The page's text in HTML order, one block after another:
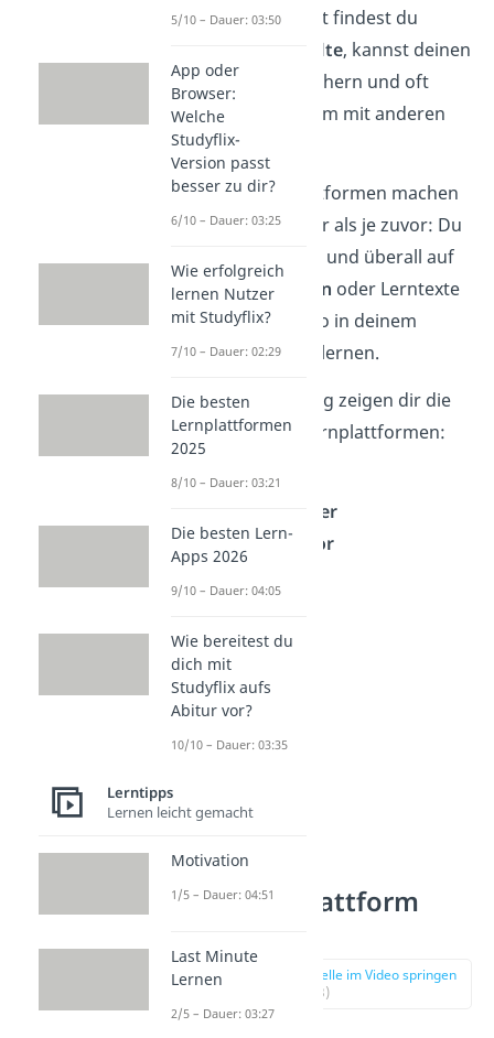
im Internet. Dort findest du
Lerninhalte, kannst deinen
Fortschritt speichern und oft
sogar gemeinsam mit anderen
lernen.
Online-Lernplattformen machen
Lernen einfacher als je zuvor: Du
kannst jederzeit und überall auf
Videos,Übungen oder Lerntexte
zugreifen und so in deinem
eigenen Tempo lernen.
In diesem Beitrag zeigen dir die
sechs besten Lernplattformen:
Studyflix
StudySmarter
Schulminator
On-line
Die Lernplattform
zur Stelle im Video springen
(00:13)
5/10 – Dauer: 03:50
App oder
Browser:
Welche
Studyflix-
Version passt
besser zu dir?
6/10 – Dauer: 03:25
Wie erfolgreich
lernen Nutzer
mit Studyflix?
7/10 – Dauer: 02:29
Die besten
Lernplattformen
2025
8/10 – Dauer: 03:21
Die besten Lern-
Apps 2026
9/10 – Dauer: 04:05
Wie bereitest du
dich mit
Studyflix aufs
Abitur vor?
10/10 – Dauer: 03:35
Lerntipps
Lernen leicht gemacht
Motivation
1/5 – Dauer: 04:51
Last Minute
Lernen
2/5 – Dauer: 03:27